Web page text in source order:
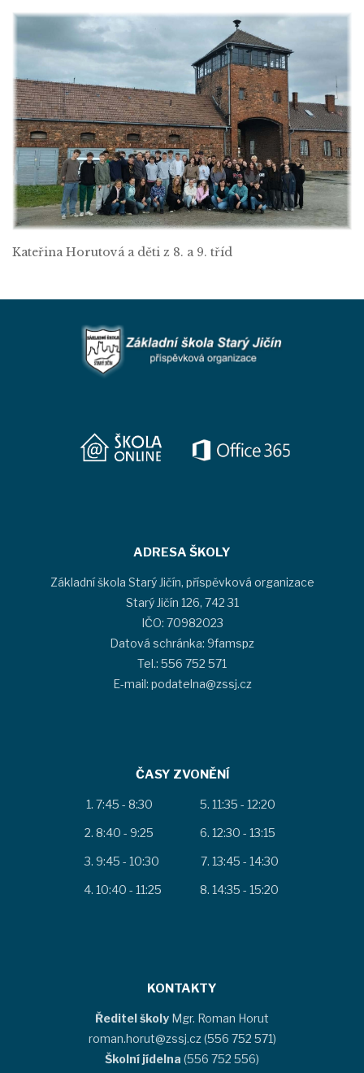
Kateřina Horutová a děti z 8. a 9. tříd
ADRESA ŠKOLY
Základní škola Starý Jičín, příspěvková organizace
Starý Jičín 126, 742 31
IČO: 70982023
Datová schránka: 9famspz
Tel.: 556 752 571
E-mail: podatelna@zssj.cz
ČASY ZVONĚNÍ
7:45 - 8:30
8:40 - 9:25
9:45 - 10:30
10:40 - 11:25
11:35 - 12:20
12:30 - 13:15
13:45 - 14:30
14:35 - 15:20
KONTAKTY
Ředitel školy Mgr. Roman Horut
roman.horut@zssj.cz (556 752 571)
Školní jídelna (556 752 556)